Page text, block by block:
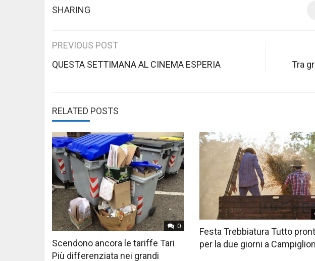
SHARING
Post
navigation
PREVIOUS POST
QUESTA SETTIMANA AL CINEMA ESPERIA
Tra
RELATED POSTS
0
Scendono ancora le tariffe Tari
Più differenziata nei grandi
Festa Trebbiatura Tutto
per la due giorni a